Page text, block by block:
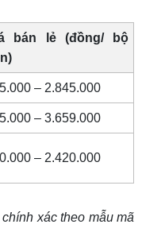
bán lẻ (đồng/ bộ
– 2.845.000
– 3.659.000
– 2.420.000
xác theo mẫu mã